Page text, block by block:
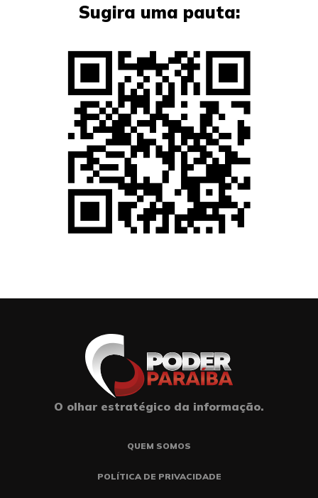
Sugira uma pauta:
O olhar estratégico da informação.
QUEM SOMOS
POLÍTICA DE PRIVACIDADE